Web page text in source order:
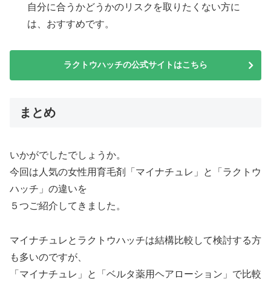
自分に合うかどうかのリスクを取りたくない方に
は、おすすめです。
ラクトウハッチの公式サイトはこちら
まとめ
いかがでしたでしょうか。
今回は人気の女性用育毛剤「マイナチュレ」と「ラクトウ
ハッチ」の違いを
５つご紹介してきました。
マイナチュレとラクトウハッチは結構比較して検討する方
も多いのですが、
「マイナチュレ」と「ベルタ薬用ヘアローション」で比較